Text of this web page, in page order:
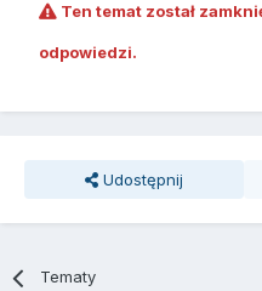
Ten temat został
odpowiedzi.
Udostępnij
Tematy